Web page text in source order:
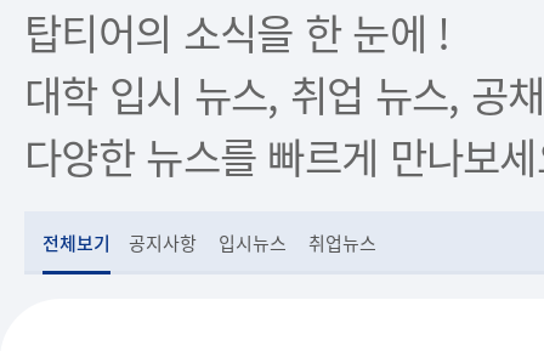
탑티어의 소식을 한 눈에 !
대학 입시 뉴스, 취업 뉴스, 공
다양한 뉴스를 빠르게 만나보
전체보기 공지사항 입시뉴스 취업뉴스